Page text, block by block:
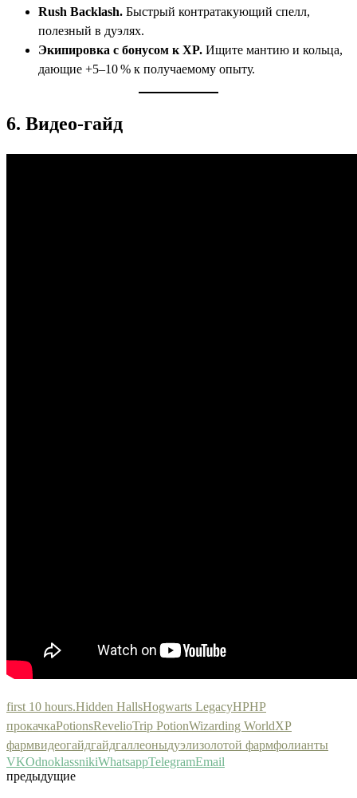
Rush Backlash. Быстрый контратакующий спелл,
полезный в дуэлях.
Экипировка с бонусом к XP. Ищите мантию и кольца,
дающие +5–10 % к получаемому опыту.
6. Видео‑гайд
first 10 hours.Hidden HallsHogwarts LegacyHPHP
прокачкаPotionsRevelioTrip PotionWizarding WorldXP
фармвидеогайдгайдгаллеоныдуэлизолотой фармфолианты
VKOdnoklassnikiWhatsappTelegramEmail
предыдущие